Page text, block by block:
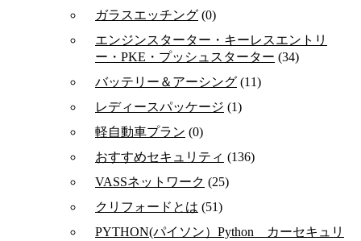
ガラスエッチング (0)
エンジンスターター・キーレスエントリ
ー・PKE・プッシュスターター (34)
バッテリー＆アーシング (11)
レディースパッケージ (1)
軽自動車プラン (0)
おすすめセキュリティ (136)
VASSネットワーク (25)
クリフォードとは (51)
PYTHON(パイソン）Python カーセキュリ